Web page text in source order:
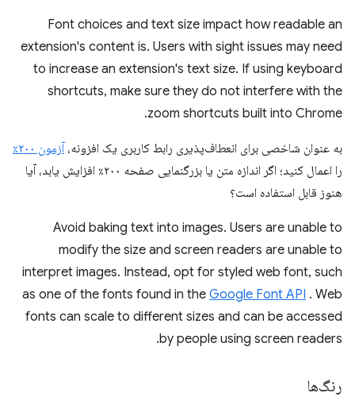
Font choices and text size impact how readable an
extension's content is. Users with sight issues may need
to increase an extension's text size. If using keyboard
shortcuts, make sure they do not interfere with the
zoom shortcuts built into Chrome.
به عنوان شاخصی برای انعطاف‌پذیری رابط کاربری یک افزونه،آزمون ۲۰۰٪
را اعمال کنید؛ اگر اندازه متن یا بزرگنمایی صفحه ۲۰۰٪ افزایش یابد، آیا
هنوز قابل استفاده است؟
Avoid baking text into images. Users are unable to
modify the size and screen readers are unable to
interpret images. Instead, opt for styled web font, such
as one of the fonts found in the Google Font API . Web
fonts can scale to different sizes and can be accessed
by people using screen readers.
رنگ‌ها